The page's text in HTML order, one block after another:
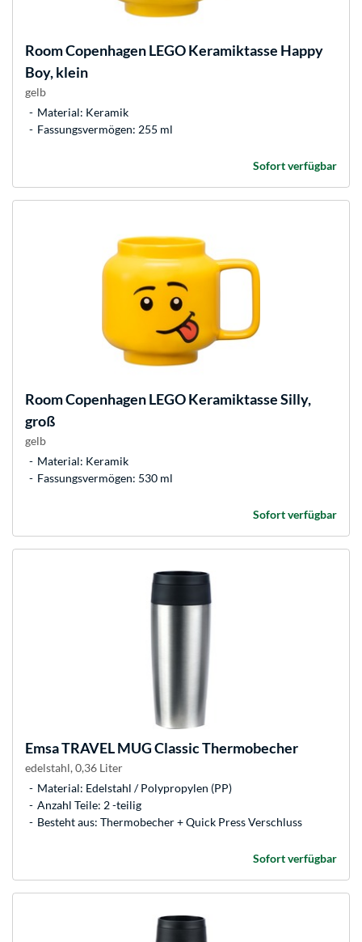
Room CopenhagenLEGO Keramiktasse Happy
Boy, klein
gelb
Material: Keramik
Fassungsvermögen: 255 ml
Sofort verfügbar
Room CopenhagenLEGO Keramiktasse Silly,
groß
gelb
Material: Keramik
Fassungsvermögen: 530 ml
Sofort verfügbar
EmsaTRAVEL MUG Classic Thermobecher
edelstahl, 0,36 Liter
Material: Edelstahl / Polypropylen (PP)
Anzahl Teile: 2 -teilig
Besteht aus: Thermobecher + Quick Press Verschluss
Sofort verfügbar